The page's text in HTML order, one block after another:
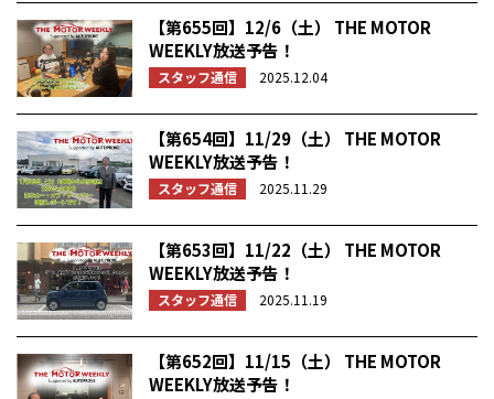
【第655回】12/6（土） THE MOTOR
WEEKLY放送予告！
スタッフ通信 2025.12.04
【第654回】11/29（土） THE MOTOR
WEEKLY放送予告！
スタッフ通信 2025.11.29
【第653回】11/22（土） THE MOTOR
WEEKLY放送予告！
スタッフ通信 2025.11.19
【第652回】11/15（土） THE MOTOR
WEEKLY放送予告！